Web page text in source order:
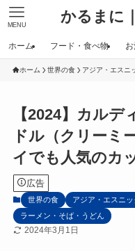
かるまに
MENU
ホーム フード・食べ物
ホーム 世界の食 アジア・エスニ
【2024】カル
ドル（クリーミ
イでも人気のカ
広告
世界の食 アジア・エスニッ
ラーメン・そば・うどん
2024年3月1日